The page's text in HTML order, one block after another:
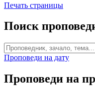
Печать страницы
Поиск
Проповеди на дату
Проповеди на